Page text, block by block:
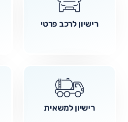
רישיון לרכב פרטי
רישיון למשאית